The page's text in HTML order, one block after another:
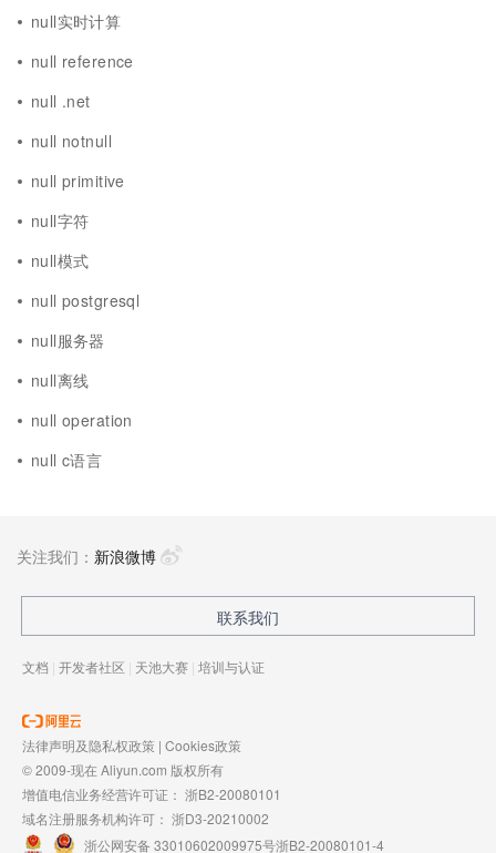
null实时计算
null reference
null .net
null notnull
null primitive
null字符
null模式
null postgresql
null服务器
null离线
null operation
null c语言
关注我们： 新浪微博
联系我们
文档 | 开发者社区 | 天池大赛 | 培训与认证
法律声明及隐私权政策 | Cookies政策
© 2009-现在 Aliyun.com 版权所有
增值电信业务经营许可证： 浙B2-20080101
域名注册服务机构许可： 浙D3-20210002
浙公网安备 33010602009975号浙B2-20080101-4